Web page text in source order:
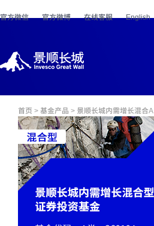
官方微信 官方微博 在线客服 English
首页 > 基金产品 > 景顺长城内需增长混合A